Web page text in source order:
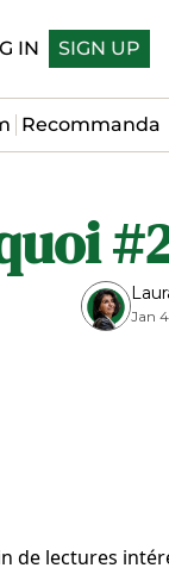
IN SIGN UP
Jan
de lectures